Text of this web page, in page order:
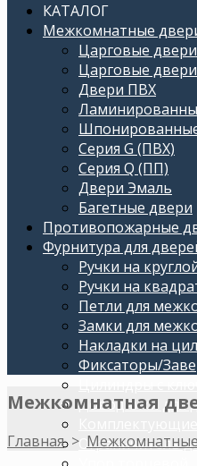
КАТАЛОГ
Межкомнатные
Царговые
Царговые
Двери ПВХ
Серия G (ПВХ)
Серия Q (ПП)
Двери Эмаль
Багетные двери
Противопожарные
Фурнитура для
Ручки на
Ручки на
Петли для
Замки для
Накладки на
Фиксаторы/
Доводчики для
Ограничитель
Межкомнатная
Главная>